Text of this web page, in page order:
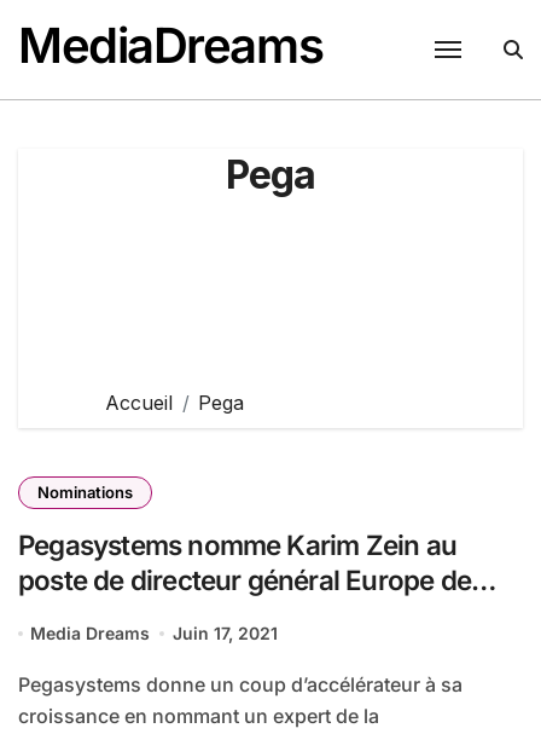
contenu
MediaDreams
Pega
Accueil Pega
Nominations
Pegasystems nomme Karim Zein au
poste de directeur général Europe de
Media Dreams Juin 17, 2021
Pegasystems donne un coup d’accélérateur à sa
croissance en nommant un expert de la